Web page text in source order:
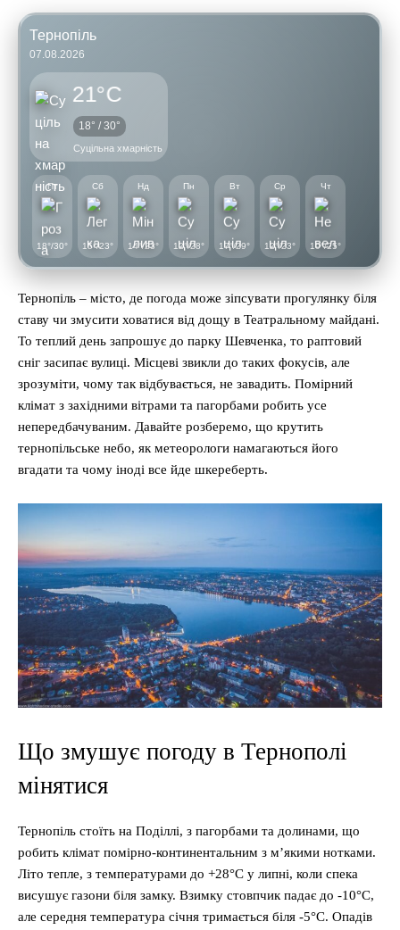
Тернопіль
07.08.2026
21°C
18° / 30°
Суцільна хмарність
Пт
18°/30°
Сб
15°/23°
Нд
14°/23°
Пн
12°/28°
Вт
17°/29°
Ср
12°/23°
Чт
10°/25°
Тернопіль – місто, де погода може зіпсувати прогулянку біля
ставу чи змусити ховатися від дощу в Театральному майдані.
То теплий день запрошує до парку Шевченка, то раптовий
сніг засипає вулиці. Місцеві звикли до таких фокусів, але
зрозуміти, чому так відбувається, не завадить. Помірний
клімат з західними вітрами та пагорбами робить усе
непередбачуваним. Давайте розберемо, що крутить
тернопільське небо, як метеорологи намагаються його
вгадати та чому іноді все йде шкереберть.
Що змушує погоду в Тернополі
мінятися
Тернопіль стоїть на Поділлі, з пагорбами та долинами, що
робить клімат помірно-континентальним з м’якими нотками.
Літо тепле, з температурами до +28°C у липні, коли спека
висушує газони біля замку. Взимку стовпчик падає до -10°C,
але середня температура січня тримається біля -5°C. Опадів